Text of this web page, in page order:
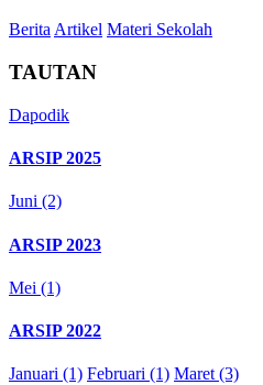
Berita Artikel Materi Sekolah
TAUTAN
Dapodik
ARSIP 2025
Juni (2)
ARSIP 2023
Mei (1)
ARSIP 2022
Januari (1) Februari (1) Maret (3)